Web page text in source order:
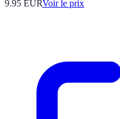
9.95 EURVoir le prix